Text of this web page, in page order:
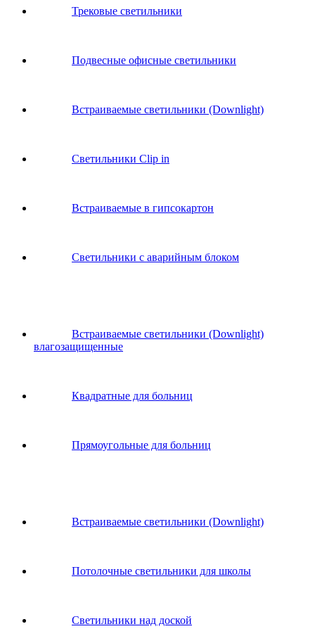
Трековые светильники
Подвесные офисные светильники
Встраиваемые светильники (Downlight)
Светильники Clip in
Встраиваемые в гипсокартон
Светильники с аварийным блоком
Встраиваемые светильники (Downlight)
влагозащищенные
Квадратные для больниц
Прямоугольные для больниц
Встраиваемые светильники (Downlight)
Потолочные светильники для школы
Светильники над доской